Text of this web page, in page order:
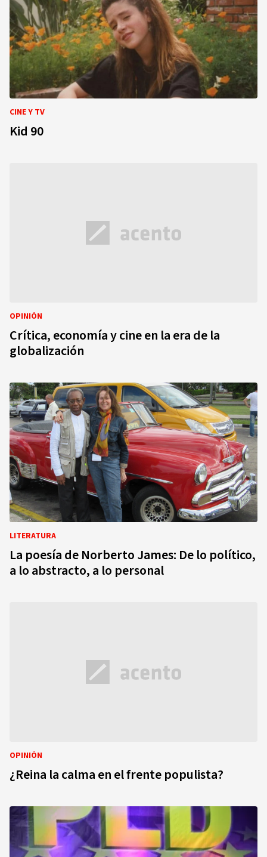
CINE Y TV
Kid 90
OPINIÓN
Crítica, economía y cine en la era de la
globalización
LITERATURA
La poesía de Norberto James: De lo político,
a lo abstracto, a lo personal
OPINIÓN
¿Reina la calma en el frente populista?